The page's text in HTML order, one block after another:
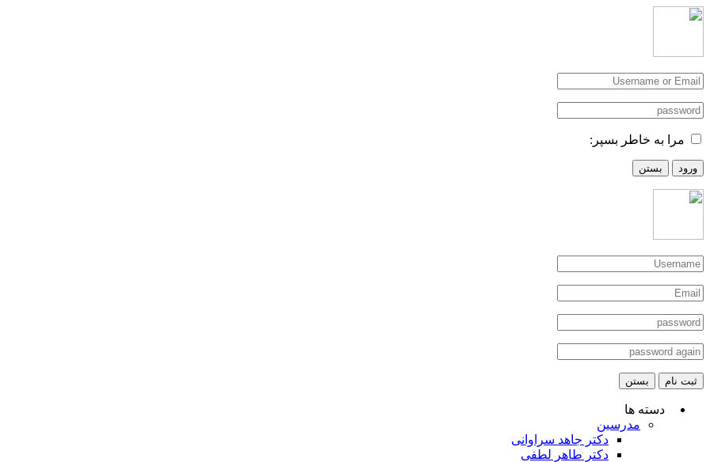
مرا به خاطر بسپر:
ورود بستن
ثبت نام بستن
دسته ها
مدرسین
دکتر جاهد سراوانی
دکتر طاهر لطفی